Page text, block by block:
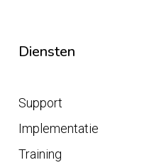
Diensten
Support
Implementatie
Training